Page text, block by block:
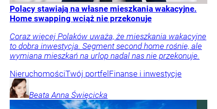
Polacy stawiają na własne mieszkania wakacyjne.
Home swapping wciąż nie przekonuje
Coraz więcej Polaków uważa, że mieszkania wakacyjne
to dobra inwestycja. Segment second home rośnie, ale
wymiana mieszkań na urlop nadal nas nie przekonuje.
NieruchomościTwój portfel Finanse i inwestycje
Beata Anna Święcicka